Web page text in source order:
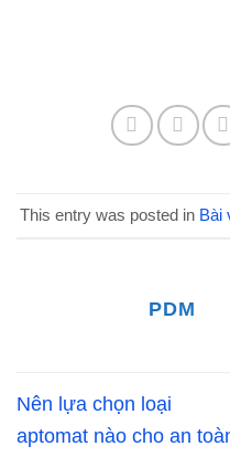
This entry was posted in Bài
PDM
Nên lựa chọn loại
aptomat nào cho an